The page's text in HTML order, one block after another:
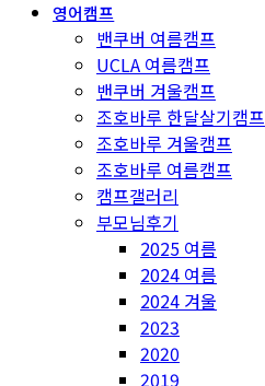
영어캠프
밴쿠버 여름캠프
UCLA 여름캠프
밴쿠버 겨울캠프
조호바루 한달살기캠프
조호바루 겨울캠프
조호바루 여름캠프
캠프갤러리
부모님후기
2025 여름
2024 여름
2024 겨울
2023
2020
2019